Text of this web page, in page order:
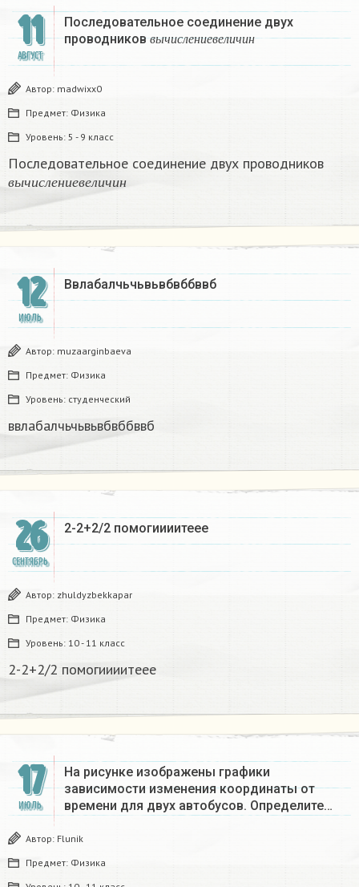
11
АВГУСТ
Последовательное соединение двух
проводниковв ы ч и сл е н и е в ел и ч и н
выч и слениев елич ин
Автор: madwixx0
Предмет: Физика
Уровень: 5 - 9 класс
Последовательное соединение двух проводников
в ы ч и сл е н и е в ел и ч и н
в ычислениевеличи н
12
ИЮЛЬ
Ввлабалчьчьвьвбвббввб
Автор: muzaarginbaeva
Предмет: Физика
Уровень: студенческий
ввлабалчьчьвьвбвббввб
26
СЕНТЯБРЬ
2-2+2/2 помогиииитеее​
Автор: zhuldyzbekkapar
Предмет: Физика
Уровень: 10 - 11 класс
2-2+2/2 помогиииитеее​
17
ИЮЛЬ
На рисунке изображены графики
зависимости изменения координаты от
времени для двух автобусов. Определите…
Автор: Flunik
Предмет: Физика